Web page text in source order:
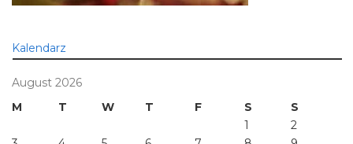
Kalendarz
August 2026
M
T W T F S
S
1
2